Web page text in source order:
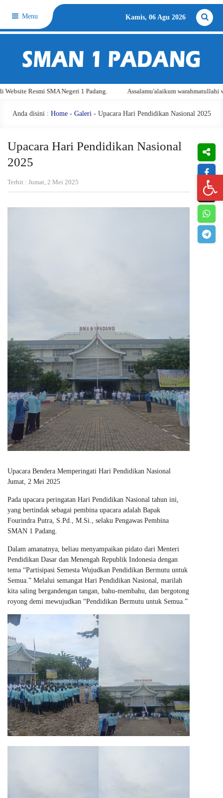
Menu Kamis, 06 Agu 2026
SMA Negeri 1 Padang. Assalamu'alaikum warahmatullahi wabarakatuh.
Anda disini : Home- Galeri- Upacara Hari Pendidikan Nasional 2025
Upacara Hari Pendidikan Nasional
2025
Terbit : Jumat, 2 Mei 2025
Upacara Bendera Memperingati Hari Pendidikan Nasional
Jumat, 2 Mei 2025
Pada upacara peringatan Hari Pendidikan Nasional tahun ini,
yang bertindak sebagai pembina upacara adalah Bapak
Fourindra Putra, S.Pd., M.Si., selaku Pengawas Pembina
SMAN 1 Padang.
Dalam amanatnya, beliau menyampaikan pidato dari Menteri
Pendidikan Dasar dan Menengah Republik Indonesia dengan
tema “Partisipasi Semesta Wujudkan Pendidikan Bermutu untuk
Semua.” Melalui semangat Hari Pendidikan Nasional, marilah
kita saling bergandengan tangan, bahu-membahu, dan bergotong
royong demi mewujudkan “Pendidikan Bermutu untuk Semua.”